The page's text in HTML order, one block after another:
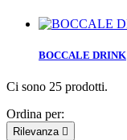
BOCCALE DRINK
Ci sono 25 prodotti.
Ordina per:
Rilevanza 